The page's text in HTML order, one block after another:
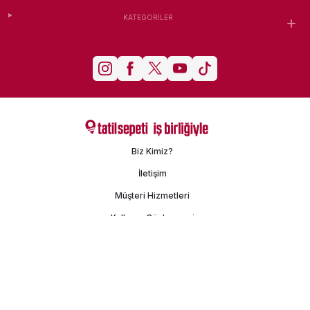
KATEGORILER
Biz Kimiz?
İletişim
Müşteri Hizmetleri
Kullanım Sözleşmesi